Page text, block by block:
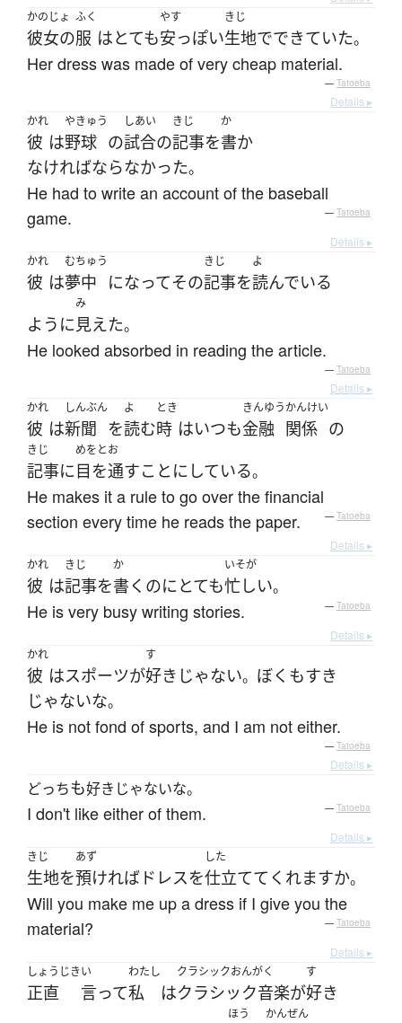
かのじょ
彼女の
ふく
服 はとても
やす
安っぽい
きじ
生地でできていた。
Her dress was made of very cheap material.
— Tatoeba
Details ▸
かれ
彼 は
やきゅう
野球 の
しあい
試合の
きじ
記事を
か
書か
なければならなかった。
He had to write an account of the baseball
game.
— Tatoeba
Details ▸
かれ
彼 は
むちゅう
夢中 になってその
きじ
記事を
よ
読んでいる
ように
み
見えた。
He looked absorbed in reading the article.
— Tatoeba
Details ▸
かれ
彼 は
しんぶん
新聞 を
よ
読む
とき
時 はいつも
きんゆう
金融
かんけい
関係 の
きじ
記事に
めをとお
目を通すことにしている。
He makes it a rule to go over the financial
section every time he reads the paper.
— Tatoeba
Details ▸
かれ
彼 は
きじ
記事を
か
書く のにとても
いそが
忙しい。
He is very busy writing stories. — Tatoeba
Details ▸
かれ
彼 はスポーツが
す
好き じゃない。 ぼく もすき
じゃないな。
He is not fond of sports, and I am not either.
— Tatoeba
Details ▸
どっちも好きじゃないな。
I don't like either of them. — Tatoeba
Details ▸
きじ
生地を
あず
預ければ ドレスを
した
仕立てて くれますか。
Will you make me up a dress if I give you the
material?
— Tatoeba
Details ▸
しょうじき
正直
い
言って
わたし
私 は
クラシックおんがく
クラシック音楽が
す
好き
ほう かんぜん